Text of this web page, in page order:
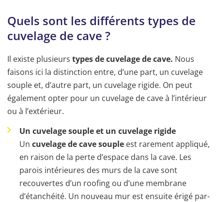
Quels sont les différents types de
cuvelage de cave ?
Il existe plusieurs types de cuvelage de cave. Nous
faisons ici la distinction entre, d’une part, un cuvelage
souple et, d’autre part, un cuvelage rigide. On peut
également opter pour un cuvelage de cave à l’intérieur
ou à l’extérieur.
Un cuvelage souple et un cuvelage rigide
Un cuvelage de cave souple est rarement appliqué,
en raison de la perte d’espace dans la cave. Les
parois intérieures des murs de la cave sont
recouvertes d’un roofing ou d’une membrane
d’étanchéité. Un nouveau mur est ensuite érigé par-